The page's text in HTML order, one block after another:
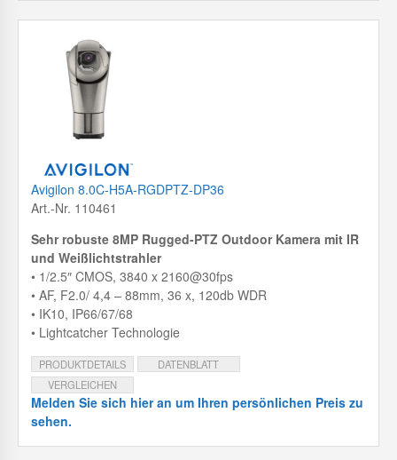
Avigilon 8.0C-H5A-RGDPTZ-DP36
Art.-Nr. 110461
Sehr robuste 8MP Rugged-PTZ Outdoor Kamera mit IR
und Weißlichtstrahler
• 1/2.5″ CMOS, 3840 x 2160@30fps
• AF, F2.0/ 4,4 – 88mm, 36 x, 120db WDR
• IK10, IP66/67/68
• Lightcatcher Technologie
PRODUKTDETAILS
DATENBLATT
VERGLEICHEN
Melden Sie sich hier an um Ihren persönlichen Preis zu
sehen.